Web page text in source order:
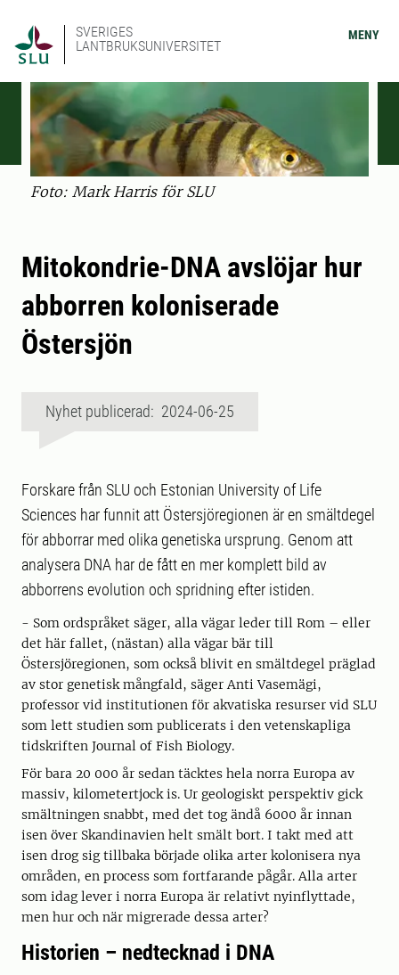
SVERIGES
LANTBRUKSUNIVERSITET
MENY
Foto: Mark Harris för SLU
Mitokondrie-DNA avslöjar hur
abborren koloniserade
Östersjön
Nyhet publicerad: 2024-06-25
Forskare från SLU och Estonian University of Life
Sciences har funnit att Östersjöregionen är en smältdegel
för abborrar med olika genetiska ursprung. Genom att
analysera DNA har de fått en mer komplett bild av
abborrens evolution och spridning efter istiden.
- Som ordspråket säger, alla vägar leder till Rom – eller
det här fallet, (nästan) alla vägar bär till
Östersjöregionen, som också blivit en smältdegel präglad
av stor genetisk mångfald, säger Anti Vasemägi,
professor vid institutionen för akvatiska resurser vid SLU
som lett studien som publicerats i den vetenskapliga
tidskriften Journal of Fish Biology.
För bara 20 000 år sedan täcktes hela norra Europa av
massiv, kilometertjock is. Ur geologiskt perspektiv gick
smältningen snabbt, med det tog ändå 6000 år innan
isen över Skandinavien helt smält bort. I takt med att
isen drog sig tillbaka började olika arter kolonisera nya
områden, en process som fortfarande pågår. Alla arter
som idag lever i norra Europa är relativt nyinflyttade,
men hur och när migrerade dessa arter?
Historien – nedtecknad i DNA